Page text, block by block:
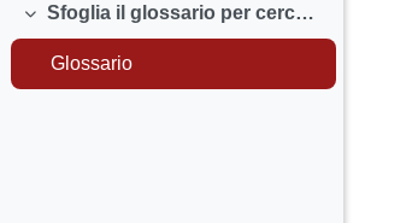
Minimizza
Sfoglia il glossario per cercare le definizioni dei termini che non conosci.
Glossario